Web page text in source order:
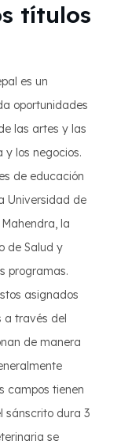
títulos
es un
oportunidades
las artes y las
y los negocios.
de educación
Universidad de
la
de Salud y
programas.
asignados
a través del
de manera
campos tienen
sánscrito dura 3
se